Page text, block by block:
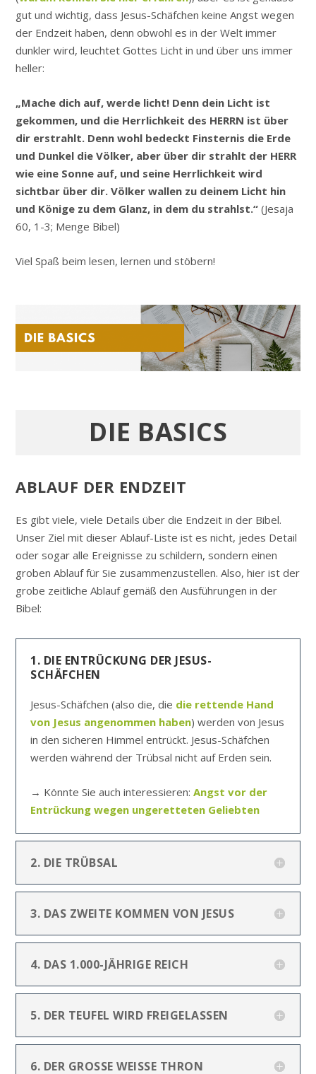
gut und wichtig, dass Jesus-Schäfchen keine Angst wegen
der Endzeit haben, denn obwohl es in der Welt immer
dunkler wird, leuchtet Gottes Licht in und über uns immer
heller:
„Mache dich auf, werde licht! Denn dein Licht ist
gekommen, und die Herrlichkeit des HERRN ist über
dir erstrahlt. Denn wohl bedeckt Finsternis die Erde
und Dunkel die Völker, aber über dir strahlt der HERR
wie eine Sonne auf, und seine Herrlichkeit wird
sichtbar über dir. Völker wallen zu deinem Licht hin
und Könige zu dem Glanz, in dem du strahlst.“ (Jesaja
60, 1-3; Menge Bibel)
Viel Spaß beim lesen, lernen und stöbern!
DIE BASICS
ABLAUF DER ENDZEIT
Es gibt viele, viele Details über die Endzeit in der Bibel.
Unser Ziel mit dieser Ablauf-Liste ist es nicht, jedes Detail
oder sogar alle Ereignisse zu schildern, sondern einen
groben Ablauf für Sie zusammenzustellen. Also, hier ist der
grobe zeitliche Ablauf gemäß den Ausführungen in der
Bibel:
1. DIE ENTRÜCKUNG DER JESUS-
SCHÄFCHEN
Jesus-Schäfchen (also die, die die rettende Hand
von Jesus angenommen haben) werden von Jesus
in den sicheren Himmel entrückt. Jesus-Schäfchen
werden während der Trübsal nicht auf Erden sein.
→ Könnte Sie auch interessieren:Angst vor der
Entrückung wegen ungeretteten Geliebten
2. DIE TRÜBSAL
3. DAS ZWEITE KOMMEN VON JESUS
4. DAS 1.000-JÄHRIGE REICH
5. DER TEUFEL WIRD FREIGELASSEN
6. DER GROSSE WEISSE THRON